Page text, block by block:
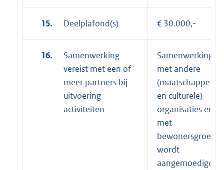
15. Deelplafond(s) € 30.000,-
16.
Samenwerking
vereist met een of
meer partners bij
uitvoering
activiteiten
Samenwerking
met andere
en culturele)
organisaties en/of
met
wordt
aangemoedigd